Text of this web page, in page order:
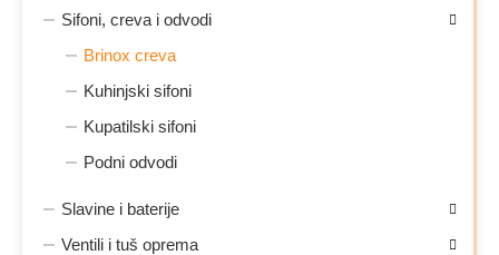
Sifoni, creva i odvodi
Brinox creva
Kuhinjski sifoni
Kupatilski sifoni
Podni odvodi
Slavine i baterije
Ventili i tuš oprema